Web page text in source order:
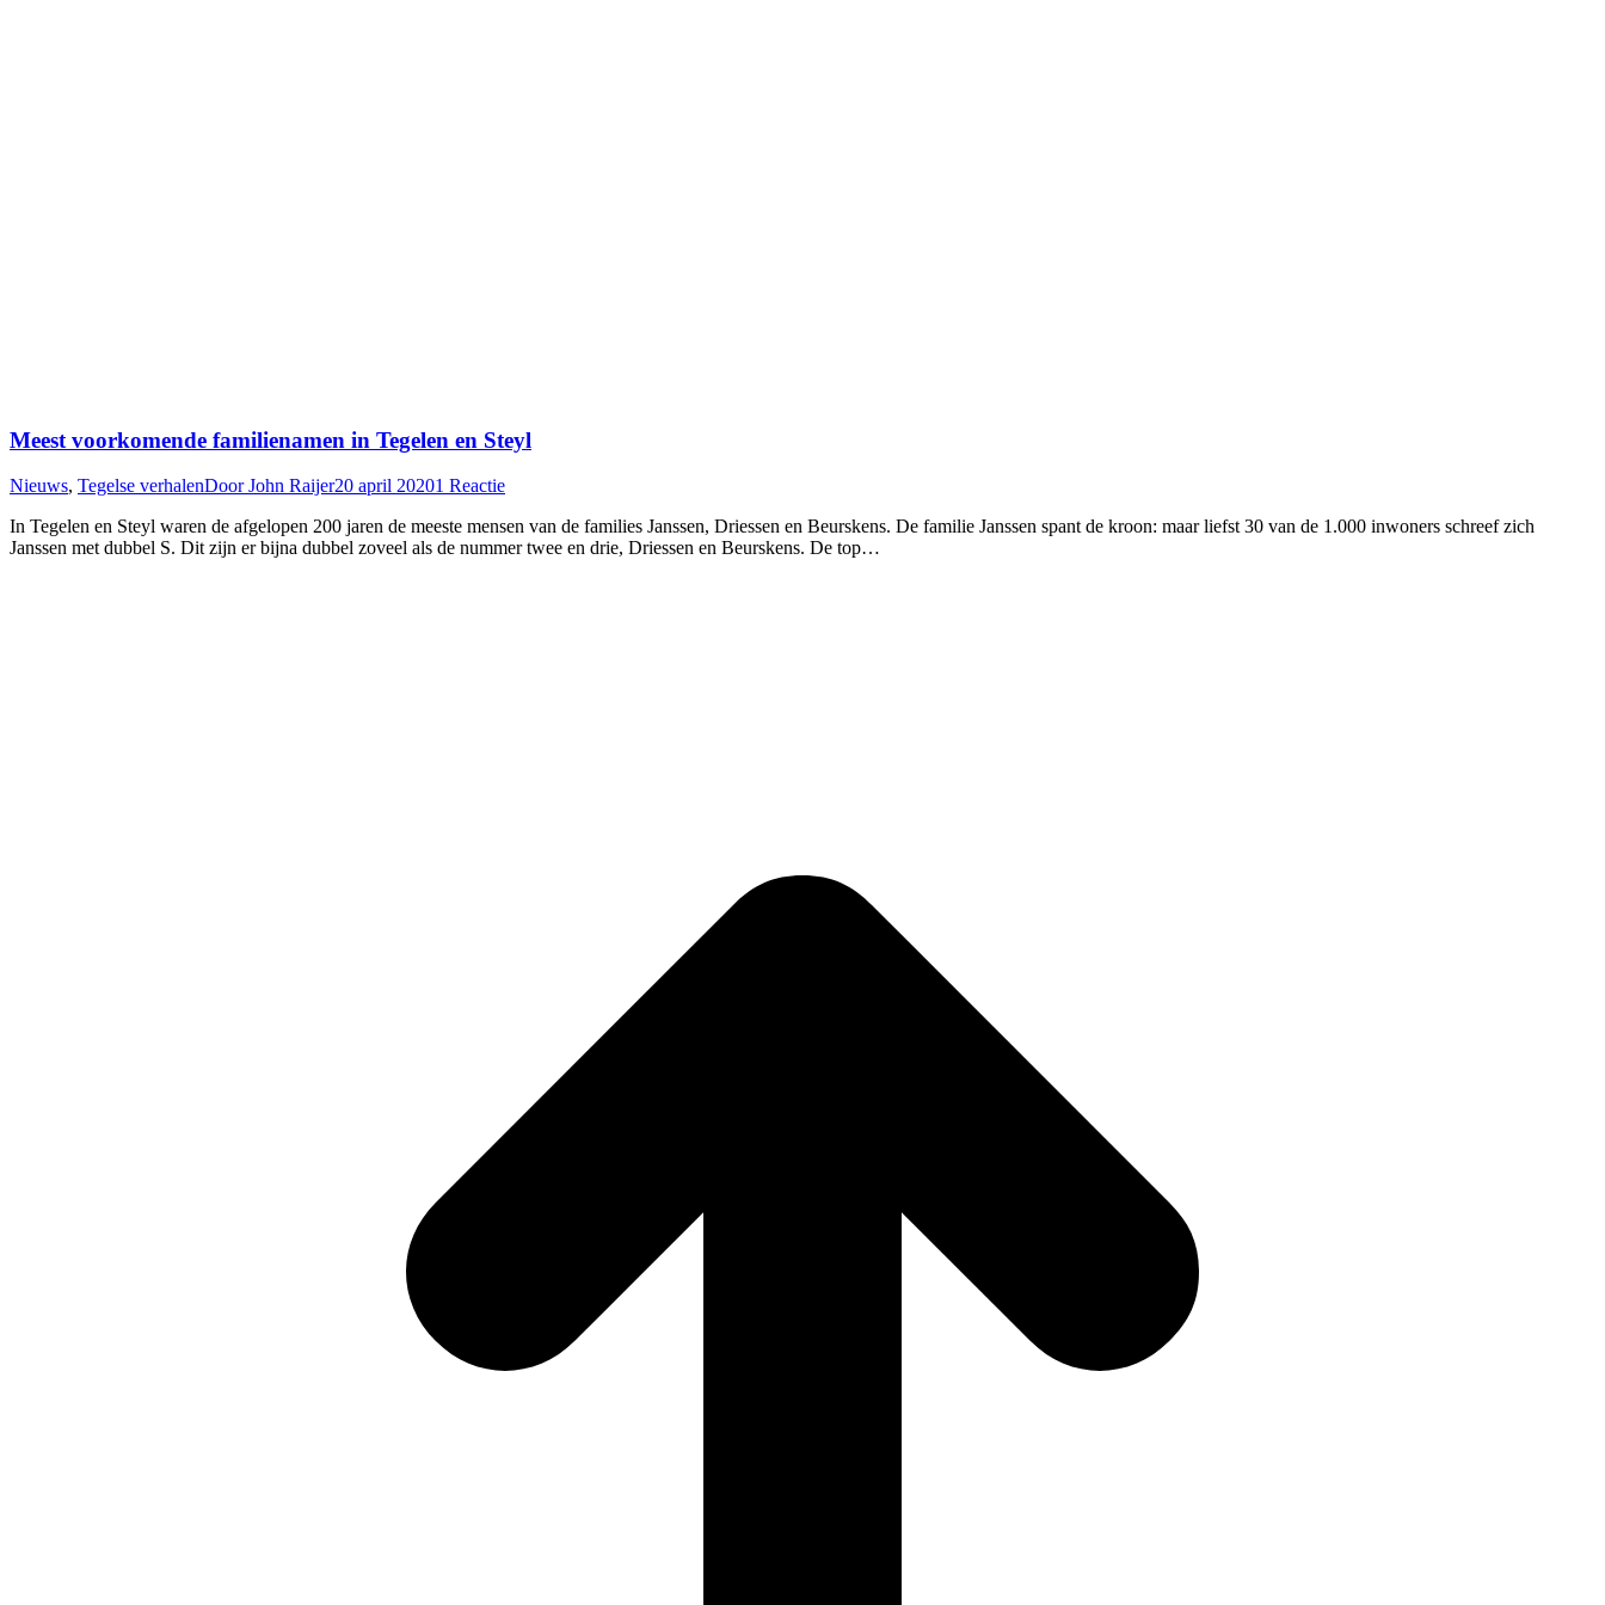
Meest voorkomende familienamen in Tegelen en Steyl
Nieuws, Tegelse verhalenDoorJohn Raijer20 april 20201 Reactie
In Tegelen en Steyl waren de afgelopen 200 jaren de meeste mensen van de families Janssen, Driessen en Beurskens. De familie Janssen spant de kroon: maar liefst 30 van de 1.000 inwoners schreef zich
Janssen met dubbel S. Dit zijn er bijna dubbel zoveel als de nummer twee en drie, Driessen en Beurskens. De top…